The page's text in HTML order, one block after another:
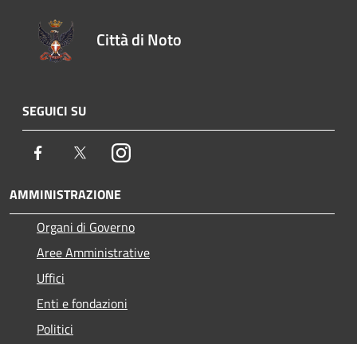
Città di Noto
SEGUICI SU
Facebook TwitterInstagram
AMMINISTRAZIONE
Organi di Governo
Aree Amministrative
Uffici
Enti e fondazioni
Politici